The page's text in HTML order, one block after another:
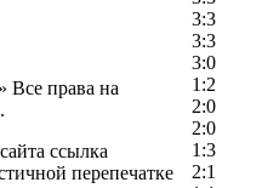
3:3
3:3
3:0
1:2
2:0
2:0
1:3
2:1
Все права на
ссылка
перепечатке